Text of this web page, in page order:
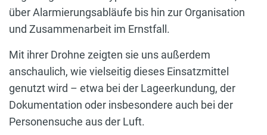
über Alarmierungsabläufe bis hin zur Organisation
und Zusammenarbeit im Ernstfall.
Mit ihrer Drohne zeigten sie uns außerdem
anschaulich, wie vielseitig dieses Einsatzmittel
genutzt wird – etwa bei der Lageerkundung, der
Dokumentation oder insbesondere auch bei der
Personensuche aus der Luft.